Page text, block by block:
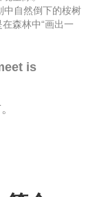
中自然倒下的桉树
森林中“画出一
is